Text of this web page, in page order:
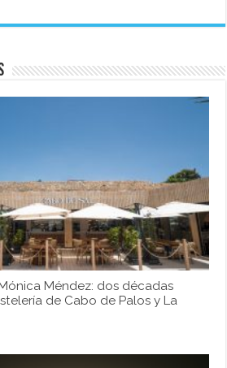
Méndez: dos décadas
de Cabo de Palos y La